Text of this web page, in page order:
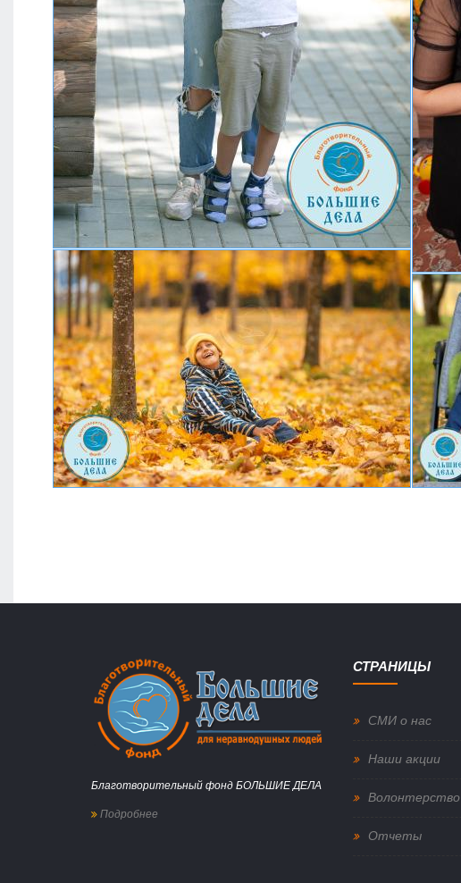
Благотворительный фонд БОЛЬШИЕ ДЕЛА
Подробнее
СТРАНИЦЫ
СМИ о нас
Наши акции
Волонтерство
Отчеты